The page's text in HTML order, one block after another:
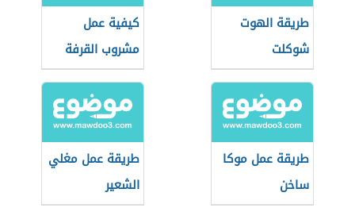
طريقة الهوت
شوكلت
كيفية عمل
مشروب القرفة
طريقة عمل موكا
ساخن
طريقة عمل مغلي
الشعير